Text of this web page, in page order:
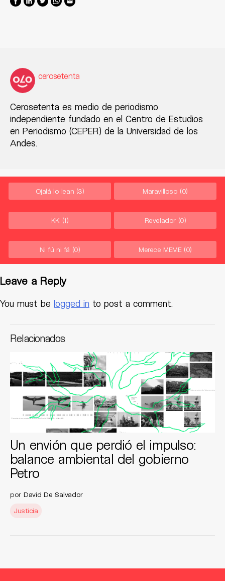
cerosetenta
Cerosetenta es medio de periodismo
independiente fundado en el Centro de Estudios
en Periodismo (CEPER) de la Universidad de los
Andes.
Ojalá lo lean (3) Maravilloso (0)
KK (1) Revelador (0)
Ni fú ni fá (0) Merece MEME (0)
Leave a Reply
You must be logged in to post a comment.
Relacionados
Un envión que perdió el impulso:
balance ambiental del gobierno
Petro
por David De Salvador
Justicia